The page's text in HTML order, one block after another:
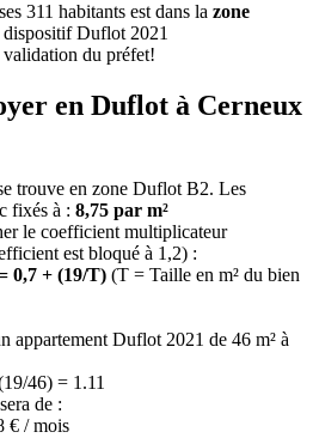
311 habitants est dans la zone
dispositif Duflot 2021
du préfet!
en Duflot à Cerneux
trouve en zone Duflot B2. Les
fixés à : 8,75 par m²
le coefficient multiplicateur
est bloqué à 1,2) :
0,7 + (19/T) (T = Taille en m² du bien
appartement Duflot 2021 de 46 m² à
46) = 1.11
de :
€ / mois